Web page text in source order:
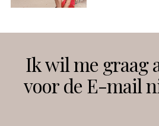
Instagram
Ik wil me graag
voor de E-mail